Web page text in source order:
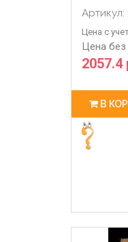
Артикул:
Цена с
Цена без
2057.4
В